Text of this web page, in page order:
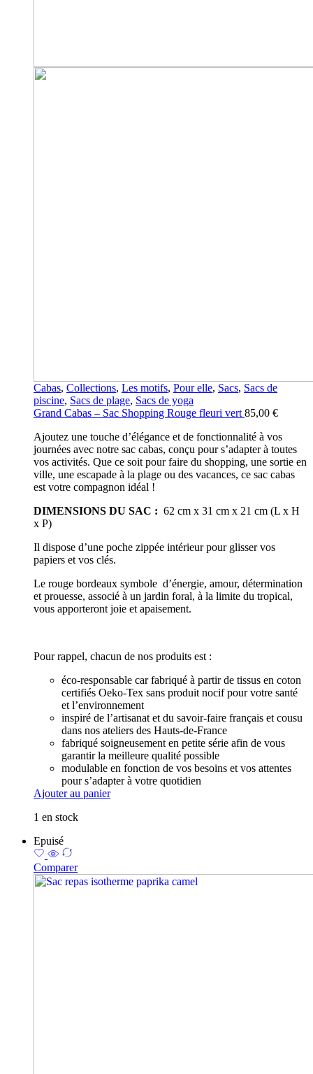
Cabas, Collections, Les motifs, Pour elle, Sacs, Sacs de
piscine, Sacs de plage, Sacs de yoga
Grand Cabas – Sac Shopping Rouge fleuri vert 85,00 €
Ajoutez une touche d’élégance et de fonctionnalité à vos
journées avec notre sac cabas, conçu pour s’adapter à toutes
vos activités. Que ce soit pour faire du shopping, une sortie en
ville, une escapade à la plage ou des vacances, ce sac cabas
est votre compagnon idéal !
DIMENSIONS DU SAC : 62 cm x 31 cm x 21 cm (L x H
x P)
Il dispose d’une poche zippée intérieur pour glisser vos
papiers et vos clés.
Le rouge bordeaux symbole d’énergie, amour, détermination
et prouesse, associé à un jardin foral, à la limite du tropical,
vous apporteront joie et apaisement.
Pour rappel, chacun de nos produits est :
éco-responsable car fabriqué à partir de tissus en coton
certifiés Oeko-Tex sans produit nocif pour votre santé
et l’environnement
inspiré de l’artisanat et du savoir-faire français et cousu
dans nos ateliers des Hauts-de-France
fabriqué soigneusement en petite série afin de vous
garantir la meilleure qualité possible
modulable en fonction de vos besoins et vos attentes
pour s’adapter à votre quotidien
Ajouter au panier
1 en stock
Epuisé
Comparer